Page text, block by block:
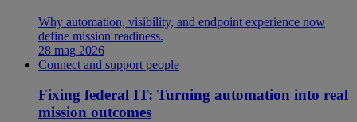
Why automation, visibility, and endpoint experience now
define mission readiness.
28 mag 2026
Connect and support people
Fixing federal IT: Turning automation into real
mission outcomes